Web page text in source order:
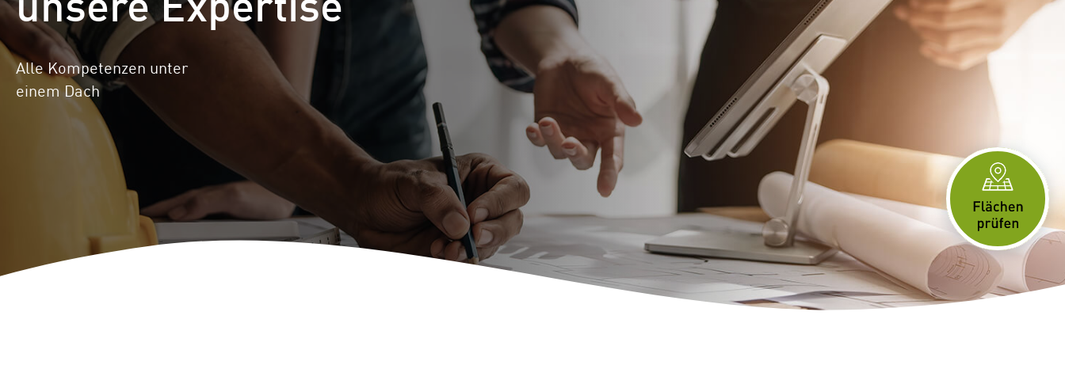
Standorte
Repowering
Batteriespeicherlösungen
Individuelle
Energielösungen
E-Mobility Lösungen
Alle Kompetenzen unter
einem Dach